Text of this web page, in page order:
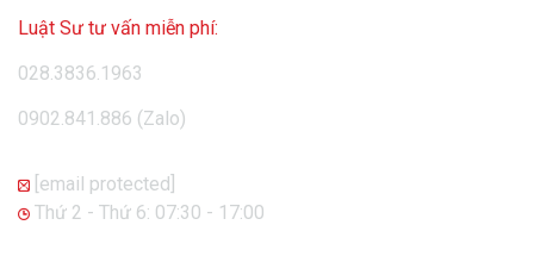
Luật Sư tư vấn miễn phí:
028.3836.1963
0902.841.886 (Zalo)
 [email protected]
 Thứ 2 - Thứ 6: 07:30 - 17:00